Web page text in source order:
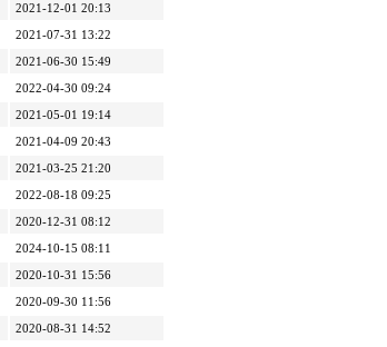
2021-12-01 20:13
2021-07-31 13:22
2021-06-30 15:49
2022-04-30 09:24
2021-05-01 19:14
2021-04-09 20:43
2021-03-25 21:20
2022-08-18 09:25
2020-12-31 08:12
2024-10-15 08:11
2020-10-31 15:56
2020-09-30 11:56
2020-08-31 14:52